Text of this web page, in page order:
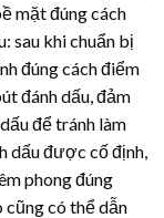
mặt đúng cách
sau khi chuẩn bị
đúng cách điểm
đánh dấu, đảm
để tránh làm
dấu được cố định,
phong đúng
cũng có thể dẫn